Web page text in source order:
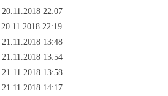
22:07
22:19
13:48
13:54
13:58
14:17